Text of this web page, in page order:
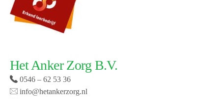
Het Anker Zorg B.V.
0546 – 62 53 36
info@hetankerzorg.nl